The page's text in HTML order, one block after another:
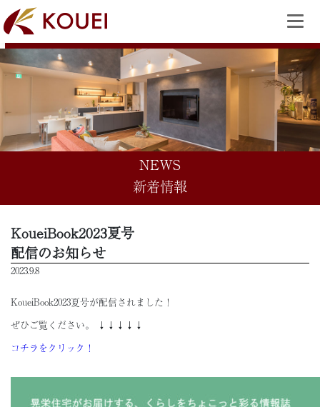
NEWS
新着情報
KoueiBook2023夏号
配信のお知らせ
2023.9.8
KoueiBook2023夏号が配信されました！
ぜひご覧ください。 ↓↓↓↓↓
コチラをクリック！